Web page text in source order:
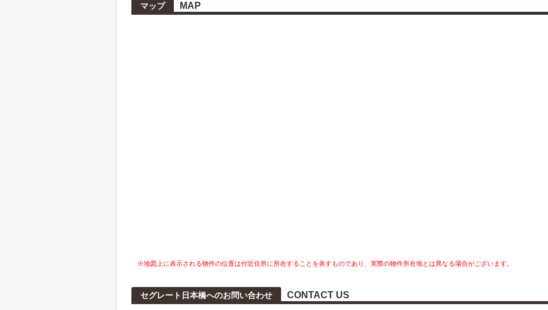
マップ MAP
※地図上に表示される物件の位置は付近住所に所在することを表すものであり、実際の物件所在地とは異なる場合がございます。
セグレート日本橋へのお問い合わせ CONTACT US